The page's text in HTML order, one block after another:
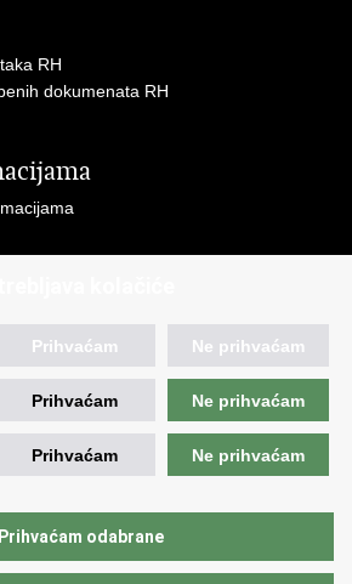
RH
dokumenata RH
i kohezija
inženjera geodezije
Prihvaćam Ne prihvaćam
Prihvaćam Ne prihvaćam
Prihvaćam Ne prihvaćam
Prihvaćam odabrane